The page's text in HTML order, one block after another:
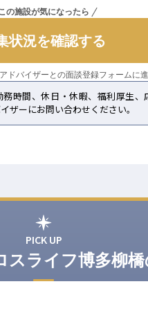
の施設が気になったら
状況を確認する
ドバイザーとの面談登録フォームに進
務時間、休日・休暇、福利厚生、
ザーにお問い合わせください。
PICK UP
スライフ博多柳